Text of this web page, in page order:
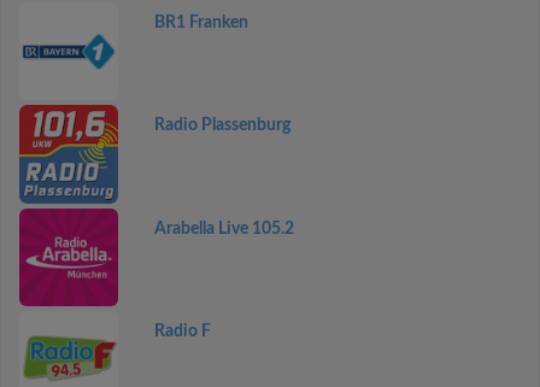
BR1 Franken
Radio Plassenburg
Arabella Live 105.2
Radio F